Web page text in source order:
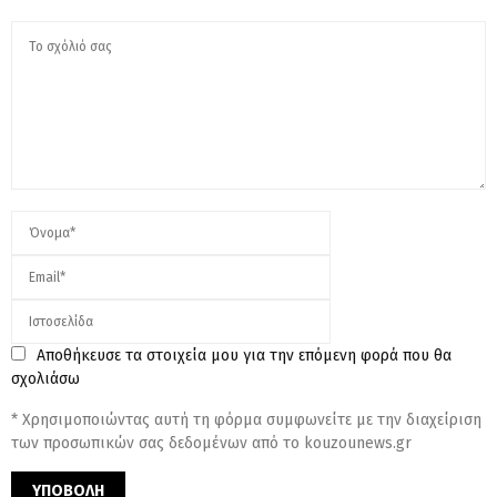
Αποθήκευσε τα στοιχεία μου για την επόμενη φορά που θα
σχολιάσω
* Χρησιμοποιώντας αυτή τη φόρμα συμφωνείτε με την διαχείριση
των προσωπικών σας δεδομένων από το kouzounews.gr